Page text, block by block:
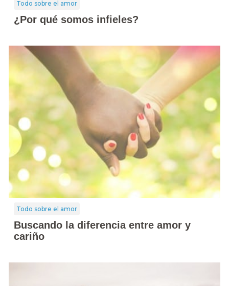
Todo sobre el amor
¿Por qué somos infieles?
Todo sobre el amor
Buscando la diferencia entre amor y
cariño